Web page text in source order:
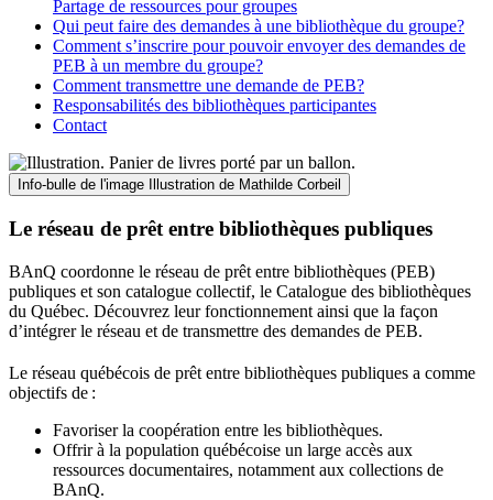
Partage de ressources pour groupes
Qui peut faire des demandes à une bibliothèque du groupe?
Comment s’inscrire pour pouvoir envoyer des demandes de
PEB à un membre du groupe?
Comment transmettre une demande de PEB?
Responsabilités des bibliothèques participantes
Contact
Info-bulle de l'image Illustration de Mathilde Corbeil
Le réseau de prêt entre bibliothèques publiques
BAnQ coordonne le réseau de prêt entre bibliothèques (PEB)
publiques et son catalogue collectif, le Catalogue des bibliothèques
du Québec. Découvrez leur fonctionnement ainsi que la façon
d’intégrer le réseau et de transmettre des demandes de PEB.
Le réseau québécois de prêt entre bibliothèques publiques a comme
objectifs de :
Favoriser la coopération entre les bibliothèques.
Offrir à la population québécoise un large accès aux
ressources documentaires, notamment aux collections de
BAnQ.